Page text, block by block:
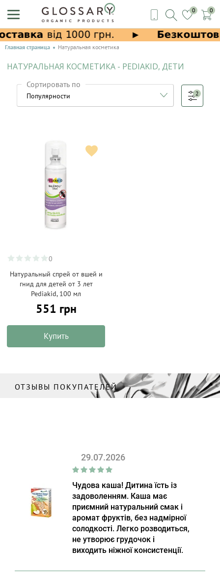
0 0
Главная страница Натуральная косметика
НАТУРАЛЬНАЯ КОСМЕТИКА - PEDIAKID, ДЕТИ
Сортировать по
2
0
Натуральный спрей от вшей и
гнид для детей от 3 лет
Pediakid, 100 мл
551 грн
Купить
ОТЗЫВЫ ПОКУПАТЕЛЕЙ
29.07.2026
Чудова каша! Дитина їсть із
задоволенням. Каша має
приємний натуральний смак і
аромат фруктів, без надмірної
солодкості. Легко розводиться,
не утворює грудочок і
виходить ніжної консистенції.